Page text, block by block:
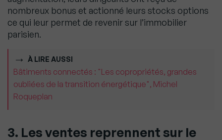
nombreux bonus et actionné leurs stocks options
ce qui leur permet de revenir sur l’immobilier
parisien.
À LIRE AUSSI
Bâtiments connectés : "Les copropriétés, grandes
oubliées de la transition énergétique", Michel
Roqueplan
3. Les ventes reprennent sur le